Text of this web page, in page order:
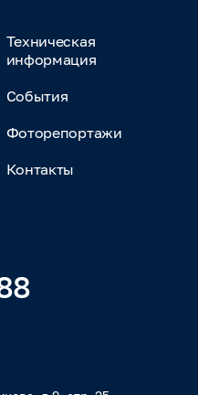
Техническая
информация
События
Фоторепортажи
Контакты